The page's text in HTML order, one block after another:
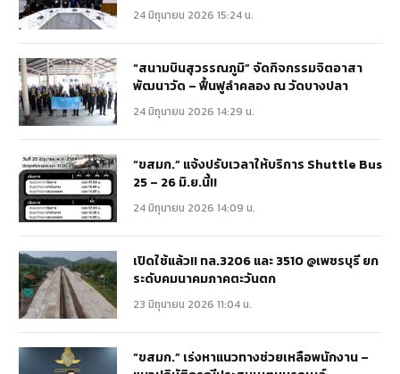
24 มิถุนายน 2026 15:24 น.
“สนามบินสุวรรณภูมิ” จัดกิจกรรมจิตอาสา
พัฒนาวัด – ฟื้นฟูลำคลอง ณ วัดบางปลา
24 มิถุนายน 2026 14:29 น.
“ขสมก.” แจ้งปรับเวลาให้บริการ Shuttle Bus
25 – 26 มิ.ย.นี้!!
24 มิถุนายน 2026 14:09 น.
เปิดใช้แล้ว!! ทล.3206 และ 3510 @เพชรบุรี ยก
ระดับคมนาคมภาคตะวันตก
23 มิถุนายน 2026 11:04 น.
“ขสมก.” เร่งหาแนวทางช่วยเหลือพนักงาน –